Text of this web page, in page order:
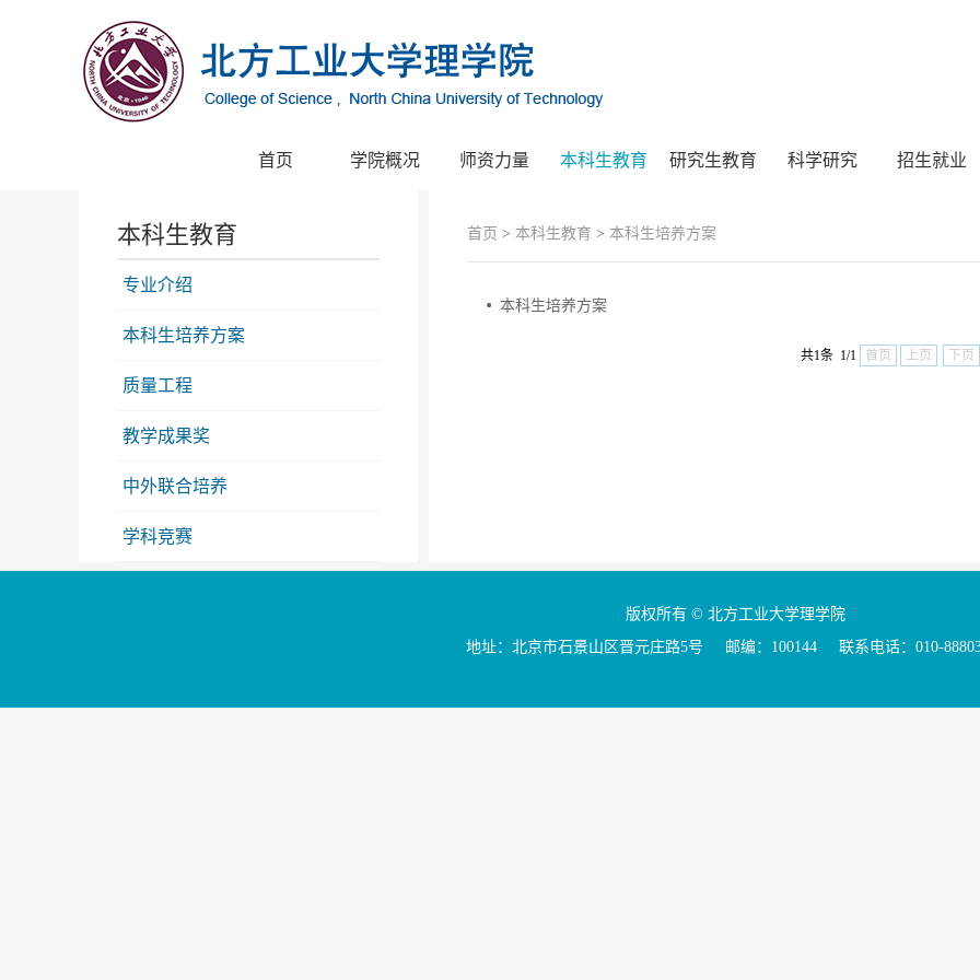
首页 学院概况 师资力量 本科生教育 研究生教育 科学研究 招生就业
本科生教育
专业介绍
本科生培养方案
质量工程
教学成果奖
中外联合培养
学科竞赛
首页 > 本科生教育 > 本科生培养方案
本科生培养方案
共1条 1/1 首页 上页 下页
版权所有 © 北方工业大学理学院
地址：北京市石景山区晋元庄路5号 邮编：100144 联系电话：010-